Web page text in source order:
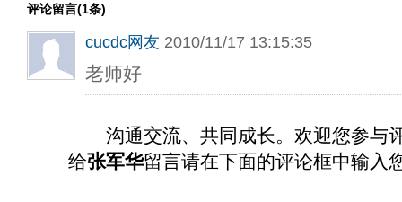
评论留言(1条)
cucdc网友 2010/11/17 13:15:35
老师好
沟通交流、共同成长。欢迎您参与
给张军华留言请在下面的评论框中输入